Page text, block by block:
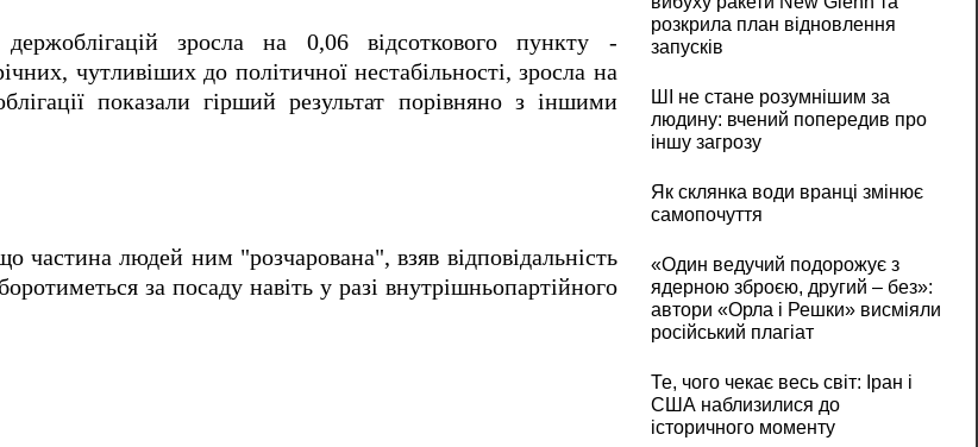
держоблігацій зросла на 0,06 відсоткового пункту -
чутливіших до політичної нестабільності, зросла на
показали гірший результат порівняно з іншими
частина людей ним "розчарована", взяв відповідальність
за посаду навіть у разі внутрішньопартійного
розкрила план відновлення
запусків
ШІ не стане розумнішим за
людину: вчений попередив про
іншу загрозу
Як склянка води вранці змінює
самопочуття
«Один ведучий подорожує з
ядерною зброєю, другий – без»:
автори «Орла і Решки» висміяли
російський плагіат
Те, чого чекає весь світ: Іран і
США наблизилися до
історичного моменту